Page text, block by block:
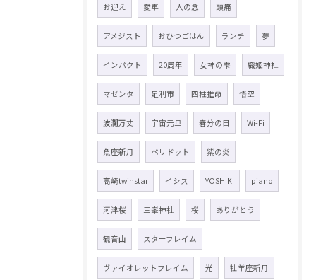
お迎え 愛車 人の念 頭痛
アメジスト おひつごはん ランチ 夢
インパクト 20周年 女神の雫 織姫神社
マゼンタ 足利市 四柱推命 悟空
波瀾万丈 宇宙元旦 春分の日 Wi-Fi
魚座新月 ペリドット 紫の炎
高崎twinstar イシス YOSHIKI piano
河津桜 三峯神社 桜 ありがとう
観音山 スターフレイム
ヴァイオレットフレイム 光 牡羊座新月